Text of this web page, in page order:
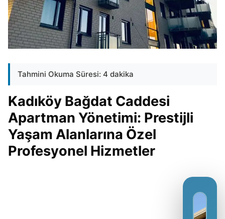
Tahmini Okuma Süresi: 4 dakika
Kadıköy Bağdat Caddesi
Apartman Yönetimi: Prestijli
Yaşam Alanlarına Özel
Profesyonel Hizmetler